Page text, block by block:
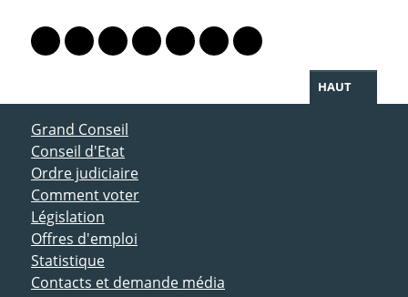
Lien vers le profil Mastodon
Lien vers le profil Bluesky
Lien vers le profil Instagram
Lien vers le profil Linkedin
Lien vers le profil Facebook
Lien vers le profil Twitter
Partager par WhatsApp
HAUT
ACCÈS DIRECT
Grand Conseil
Conseil d'Etat
Ordre judiciaire
Comment voter
Législation
Offres d'emploi
Statistique
Contacts et demande média